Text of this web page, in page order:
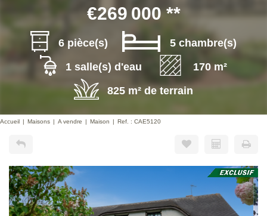
€269 000 **
6 pièce(s)
5 chambre(s)
1 salle(s) d'eau
170 m²
825 m² de terrain
Accueil Maisons A vendre Maison Ref. : CAE5120